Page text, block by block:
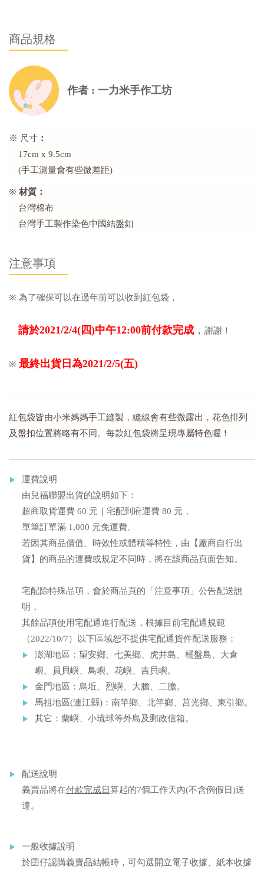
商品規格
作者 : 一力米手作工坊
※ 尺寸 ：
17cm x 9.5cm
(手工測量會有些微差距)
※ 材質：
台灣棉布
台灣手工製作染色中國結盤釦
注意事項
※ 為了確保可以在過年前可以收到紅包袋，
請於2021/2/4(四)中午12:00前付款完成 ， 謝謝！
※ 最終出貨日為2021/2/5(五)
紅包袋皆由小米媽媽手工縫製，縫線會有些微露出，花色排列
及盤扣位置將略有不同。每款紅包袋將呈現專屬特色喔！
運費說明
由兒福聯盟出貨的說明如下：
超商取貨運費 60 元｜宅配到府運費 80 元，
單筆訂單滿 1,000 元免運費。
若因其商品價值、時效性或體積等特性，由【廠商自行出
貨】的商品的運費或規定不同時，將在該商品頁面告知。
宅配除特殊品項，會於商品頁的「注意事項」公告配送說
明，
其餘品項使用宅配通進行配送，根據目前宅配通規範
（2022/10/7）以下區域恕不提供宅配通貨件配送服務：
澎湖地區：望安鄉、七美鄉、虎井島、桶盤島、大倉
嶼、員貝嶼、鳥嶼、花嶼、吉貝嶼。
金門地區：烏坵、烈嶼、大膽、二膽。
馬祖地區(連江縣)：南竿鄉、北竿鄉、莒光鄉、東引鄉。
其它：蘭嶼、小琉球等外島及郵政信箱。
配送說明
義賣品將在付款完成日算起的7個工作天內(不含例假日)送
達。
一般收據說明
於囝仔認購義賣品結帳時，可勾選開立電子收據、紙本收據